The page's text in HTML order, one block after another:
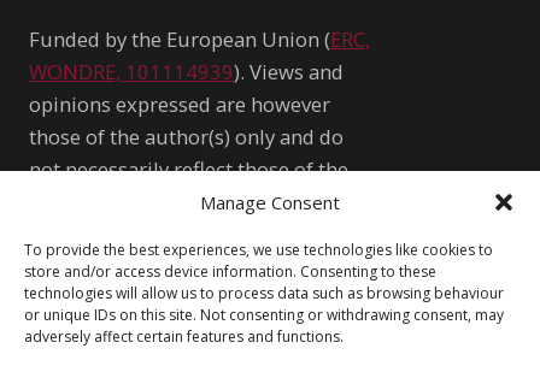
Manage Consent
To provide the best experiences, we use technologies like cookies to
store and/or access device information. Consenting to these
technologies will allow us to process data such as browsing behaviour
or unique IDs on this site. Not consenting or withdrawing consent, may
adversely affect certain features and functions.
Funded by the European Union (ERC,
WONDRE, 101114939). Views and
opinions expressed are however
those of the author(s) only and do
not necessarily reflect those of the
European Union or the European
Neither the European Union nor the
granting authority can be held
responsible for them.